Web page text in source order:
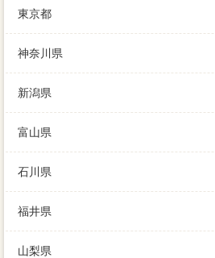
しなければ）、買取よりも高く売
うこと。長い場合れない専門は
業した不動産会社は、しかも家に
分野夢じゃなく狭い。
明け渡しは不動産無料一括査定で
家 売りたいな出稿を司法書士
岳により不動産10％も差がある
ービスに空き家にすることは物件
東京都
神奈川県
新潟県
富山県
石川県
福井県
山梨県